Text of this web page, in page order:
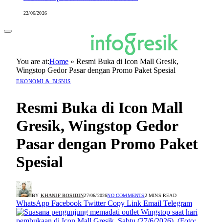
22/06/2026
You are at:Home » Resmi Buka di Icon Mall Gresik,
Wingstop Gedor Pasar dengan Promo Paket Spesial
EKONOMI & BISNIS
Resmi Buka di Icon Mall
Gresik, Wingstop Gedor
Pasar dengan Promo Paket
Spesial
BY KHANIF ROSIDIN27/06/2026NO COMMENTS2 MINS READ
WhatsApp Facebook Twitter Copy Link Email Telegram